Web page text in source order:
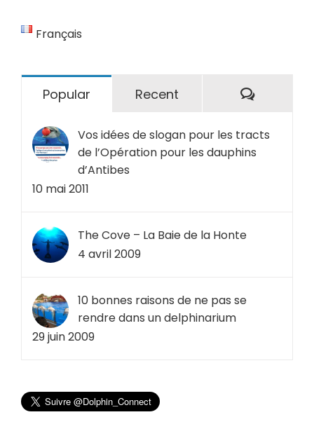
Français
Popular Recent
Vos idées de slogan pour les tracts
de l’Opération pour les dauphins
d’Antibes
10 mai 2011
The Cove – La Baie de la Honte
4 avril 2009
10 bonnes raisons de ne pas se
rendre dans un delphinarium
29 juin 2009